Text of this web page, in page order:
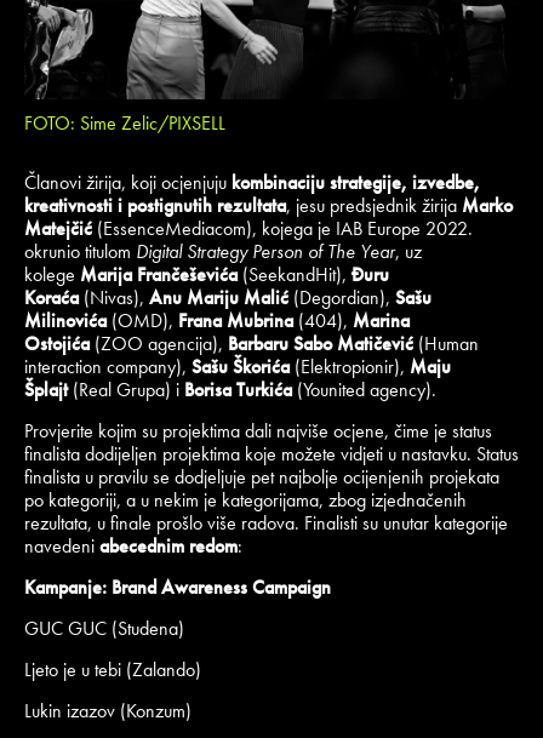
FOTO: Sime Zelic/PIXSELL
Članovi žirija, koji ocjenjuju kombinaciju strategije, izvedbe,
kreativnosti i postignutih rezultata, jesu predsjednik žirija Marko
Matejčić (EssenceMediacom), kojega je IAB Europe 2022.
okrunio titulom Digital Strategy Person of The Year, uz
kolege Marija Frančeševića(SeekandHit), Đuru
Koraća(Nivas), Anu Mariju Malić (Degordian), Sašu
Milinovića(OMD), Frana Mubrina(404), Marina
Ostojića(ZOO agencija), Barbaru Sabo Matičević (Human
interaction company), Sašu Škorića(Elektropionir), Maju
Šplajt(Real Grupa) i Borisa Turkića(Younited agency).
Provjerite kojim su projektima dali najviše ocjene, čime je status
finalista dodijeljen projektima koje možete vidjeti u nastavku. Status
finalista u pravilu se dodjeljuje pet najbolje ocijenjenih projekata
po kategoriji, a u nekim je kategorijama, zbog izjednačenih
rezultata, u finale prošlo više radova. Finalisti su unutar kategorije
navedeniabecednim redom:
Kampanje: Brand Awareness Campaign
GUC GUC (Studena)
Ljeto je u tebi (Zalando)
Lukin izazov (Konzum)